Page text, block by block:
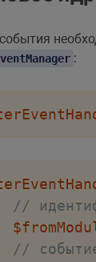
:
//
//